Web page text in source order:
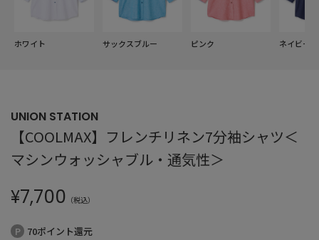
ホワイト サックスブルー ピンク ネイビー
UNION STATION
【COOLMAX】フレンチリネン7分袖シャツ＜
マシンウォッシャブル・通気性＞
¥7,700 （税込）
70ポイント還元